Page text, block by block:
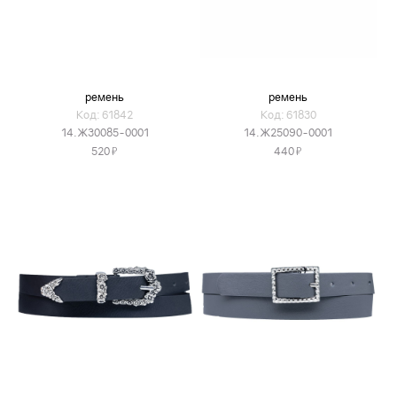
ремень
Код: 61842
14.Ж30085-0001
520Я
ремень
Код: 61830
14.Ж25090-0001
440Я